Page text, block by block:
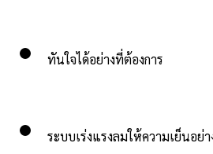
ทันใจได้อย่างที่ต้องการ
ระบบเร่งแรงลมให้ความเย็นอย่า